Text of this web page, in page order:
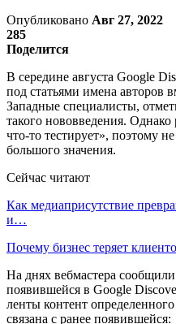
Опубликовано Авг 27, 2022
285
Поделится
В середине августа Google
под статьями имена авторов
Западные специалисты,
такого нововведения.
что-то тестирует», поэтому
большого значения.
Сейчас читают
Как медиаприсутствие
и…
Почему бизнес теряет
На днях вебмастера
появившейся в Google
ленты контент
связана с ранее появившейся: